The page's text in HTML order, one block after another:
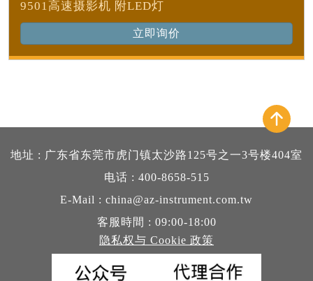
9501高速摄影机 附LED灯
立即询价
地址 : 广东省东莞市虎门镇太沙路125号之一3号楼404室
电话 : 400-8658-515
E-Mail : china@az-instrument.com.tw
客服時間 : 09:00-18:00
隐私权与 Cookie 政策